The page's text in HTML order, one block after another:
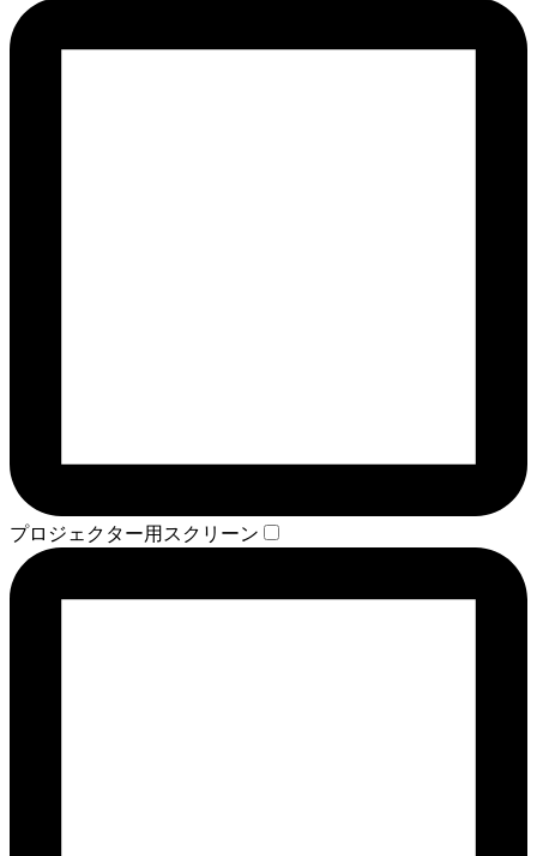
プロジェクター用スクリーン